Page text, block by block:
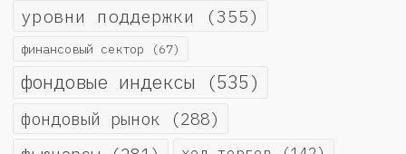
уровни поддержки (355)
финансовый сектор (67)
фондовые индексы (535)
фондовый рынок (288)